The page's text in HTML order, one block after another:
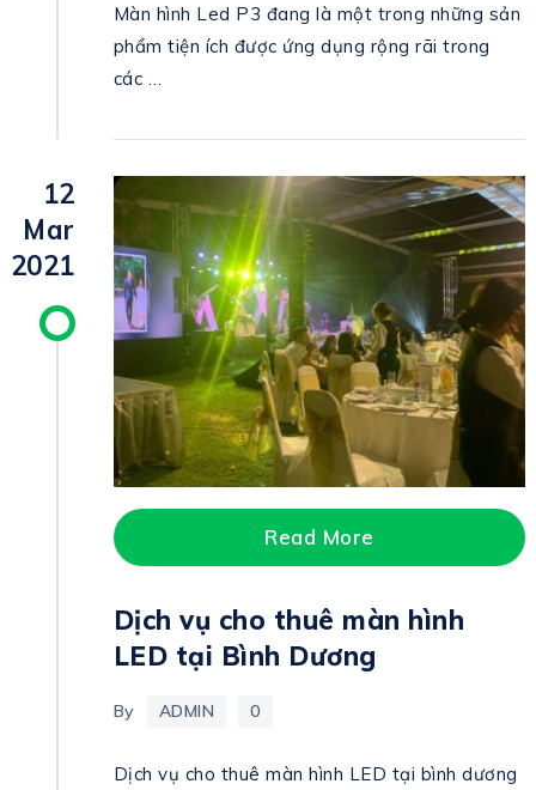
Màn hình Led P3 đang là một trong những sản
phẩm tiện ích được ứng dụng rộng rãi trong
các …
12
Mar
2021
Read More
Dịch vụ cho thuê màn hình
LED tại Bình Dương
By ADMIN 0
Dịch vụ cho thuê màn hình LED tại bình dương